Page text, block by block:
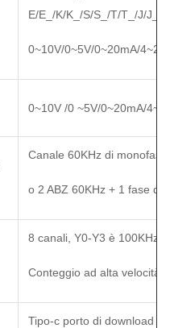
E/E_/K/K_/S/S_/T/T_/J/J_/
0~10V/0~5V/0~20mA/
0~10V /0 ~5V/0~20mA/
Canale 60KHz di
o 2 ABZ 60KHz + 1 fase di
8 canali, Y0-Y3 è 100KHz,
Conteggio ad alta velocità
Tipo-c porto di download